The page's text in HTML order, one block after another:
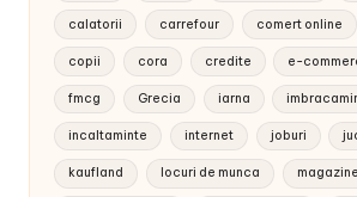
calatorii carrefour comert online
copii cora credite e-
fmcg Grecia iarna
incaltaminte internet joburi
kaufland locuri de munca magazine